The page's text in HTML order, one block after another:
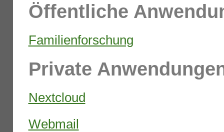
Öffentliche
Familienforschung
Private
Nextcloud
Webmail